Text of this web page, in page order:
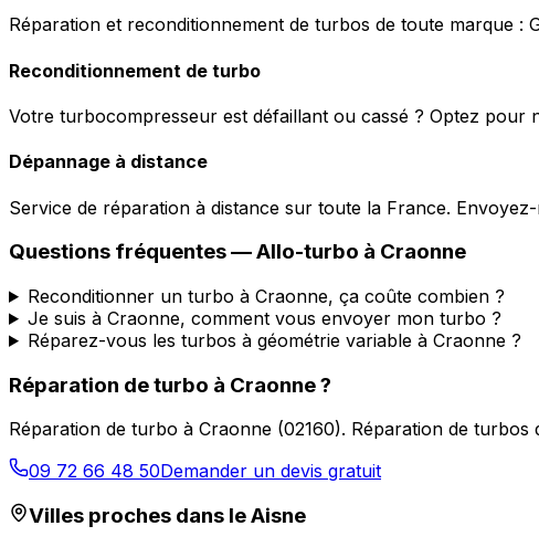
Réparation et reconditionnement de turbos de toute marque :
Reconditionnement de turbo
Votre turbocompresseur est défaillant ou cassé ? Optez
Dépannage à distance
Service de réparation à distance sur toute la France.
Questions fréquentes —Allo-turbo à Craonne
Reconditionner un turbo à Craonne, ça coûte combien ?
Je suis à Craonne, comment vous envoyer mon turbo ?
Réparez-vous les turbos à géométrie variable à Craonne ?
Réparation de turbo à Craonne?
Réparation de turbo à Craonne (02160). Réparation de turbos
09 72 66 48 50Demander un devis gratuit
Villes proches dans leAisne